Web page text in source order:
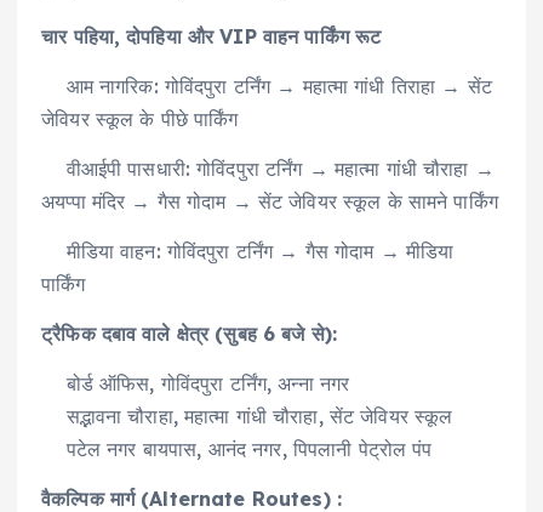
चार पहिया, दोपहिया और VIP वाहन पार्किंग रूट
आम नागरिक: गोविंदपुरा टर्निंग → महात्मा गांधी तिराहा → सेंट
जेवियर स्कूल के पीछे पार्किंग
वीआईपी पासधारी: गोविंदपुरा टर्निंग → महात्मा गांधी चौराहा →
अयप्पा मंदिर → गैस गोदाम → सेंट जेवियर स्कूल के सामने पार्किंग
मीडिया वाहन: गोविंदपुरा टर्निंग → गैस गोदाम → मीडिया
पार्किंग
ट्रैफिक दबाव वाले क्षेत्र (सुबह 6 बजे से):
बोर्ड ऑफिस, गोविंदपुरा टर्निंग, अन्ना नगर
सद्भावना चौराहा, महात्मा गांधी चौराहा, सेंट जेवियर स्कूल
पटेल नगर बायपास, आनंद नगर, पिपलानी पेट्रोल पंप
वैकल्पिक मार्ग (Alternate Routes) :